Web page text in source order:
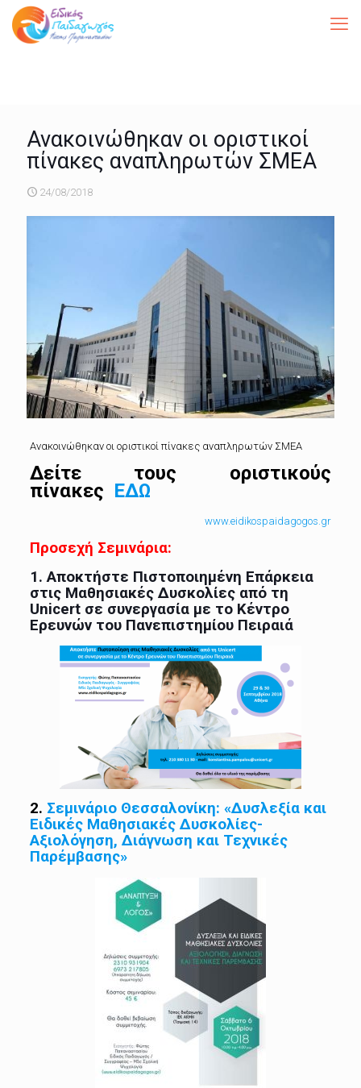
Ανακοινώθηκαν οι οριστικοί
πίνακες αναπληρωτών ΣΜΕΑ
24/08/2018
Ανακοινώθηκαν οι οριστικοί πίνακες αναπληρωτών ΣΜΕΑ
Δείτε τους οριστικούς
πίνακες ΕΔΩ
www.eidikospaidagogos.gr
Προσεχή Σεμινάρια:
1.Αποκτήστε Πιστοποιημένη Επάρκεια
στις Μαθησιακές Δυσκολίες από τη
Unicert σε συνεργασία με το Κέντρο
Ερευνών του Πανεπιστημίου Πειραιά
2. Σεμινάριο Θεσσαλονίκη: «Δυσλεξία και
Ειδικές Μαθησιακές Δυσκολίες-
Αξιολόγηση, Διάγνωση και Τεχνικές
Παρέμβασης»